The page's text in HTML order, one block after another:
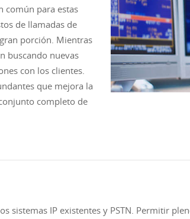
común para estas
de llamadas de
porción. Mientras
buscando nuevas
con los clientes.
que mejora la
completo de
sistemas IP existentes y PSTN. Permitir